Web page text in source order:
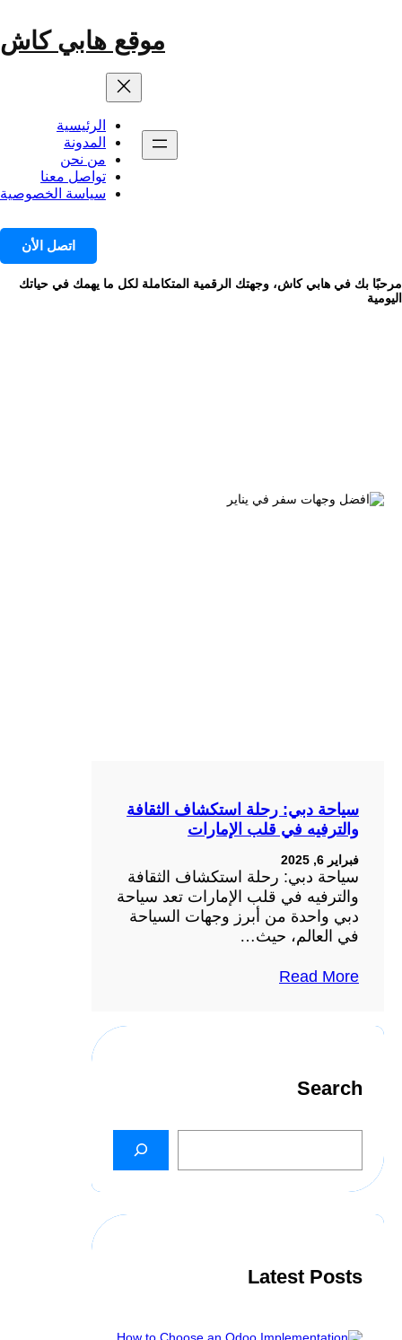
موقع هابي كاش
الرئيسية
المدونة
من نحن
تواصل معنا
سياسة الخصوصية
اتصل الأن
مرحبًا بك في هابي كاش، وجهتك الرقمية المتكاملة لكل ما يهمك في حياتك
اليومية
سياحة دبي: رحلة استكشاف الثقافة
والترفيه في قلب الإمارات
فبراير 6, 2025
سياحة دبي: رحلة استكشاف الثقافة
والترفيه في قلب الإمارات تعد سياحة
دبي واحدة من أبرز وجهات السياحة
في العالم، حيث…
Read More
Search
c
Latest Posts